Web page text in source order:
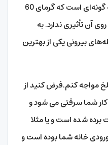
مقاومت آن در برابر گرما و سرما به گونه‌ای است که گرمای 60
آن تأثیری ندارد. به
بیرونی یکی از بهترین
مواجه کنم.فرض کنید از
شما سرقتی می شود و
شده است و یا مثلا
خانه شما بوده است و